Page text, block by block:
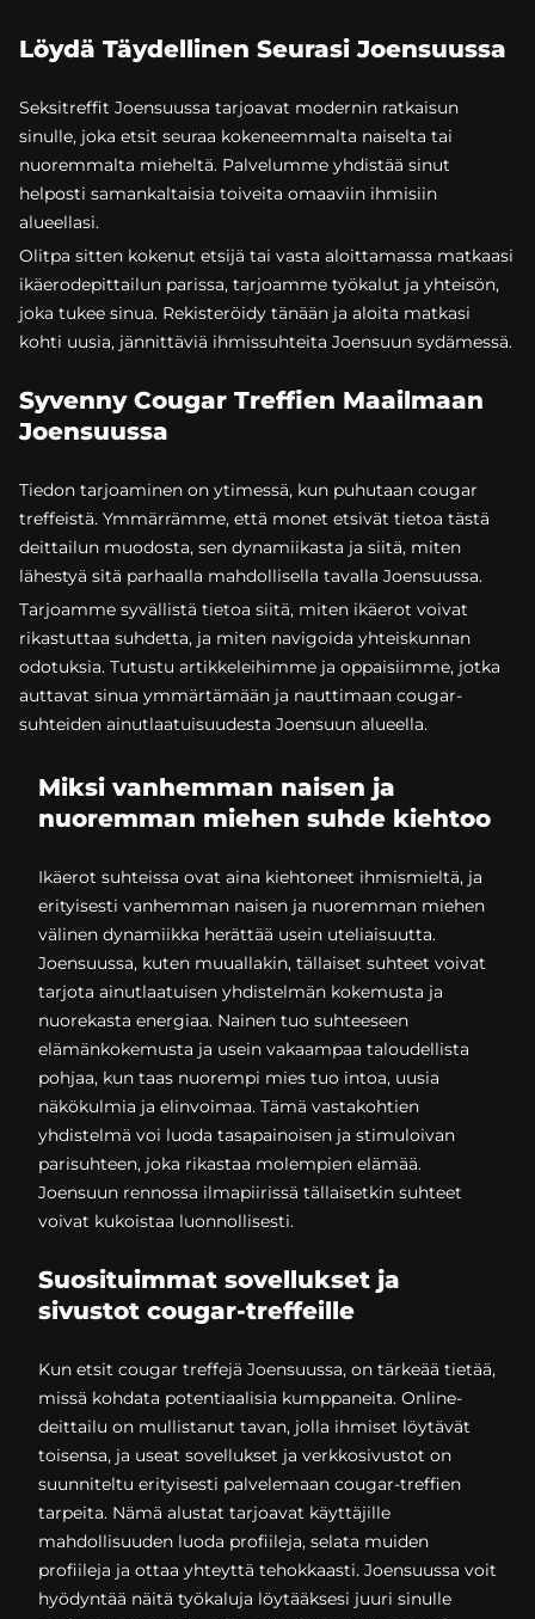
Löydä Täydellinen Seurasi Joensuussa
Seksitreffit Joensuussa tarjoavat modernin ratkaisun
sinulle, joka etsit seuraa kokeneemmalta naiselta tai
nuoremmalta mieheltä. Palvelumme yhdistää sinut
helposti samankaltaisia toiveita omaaviin ihmisiin
alueellasi.
Olitpa sitten kokenut etsijä tai vasta aloittamassa matkaasi
ikäerodepittailun parissa, tarjoamme työkalut ja yhteisön,
joka tukee sinua. Rekisteröidy tänään ja aloita matkasi
kohti uusia, jännittäviä ihmissuhteita Joensuun sydämessä.
Syvenny Cougar Treffien Maailmaan
Joensuussa
Tiedon tarjoaminen on ytimessä, kun puhutaan cougar
treffeistä. Ymmärrämme, että monet etsivät tietoa tästä
deittailun muodosta, sen dynamiikasta ja siitä, miten
lähestyä sitä parhaalla mahdollisella tavalla Joensuussa.
Tarjoamme syvällistä tietoa siitä, miten ikäerot voivat
rikastuttaa suhdetta, ja miten navigoida yhteiskunnan
odotuksia. Tutustu artikkeleihimme ja oppaisiimme, jotka
auttavat sinua ymmärtämään ja nauttimaan cougar-
suhteiden ainutlaatuisuudesta Joensuun alueella.
Miksi vanhemman naisen ja
nuoremman miehen suhde kiehtoo
Ikäerot suhteissa ovat aina kiehtoneet ihmismieltä, ja
erityisesti vanhemman naisen ja nuoremman miehen
välinen dynamiikka herättää usein uteliaisuutta.
Joensuussa, kuten muuallakin, tällaiset suhteet voivat
tarjota ainutlaatuisen yhdistelmän kokemusta ja
nuorekasta energiaa. Nainen tuo suhteeseen
elämänkokemusta ja usein vakaampaa taloudellista
pohjaa, kun taas nuorempi mies tuo intoa, uusia
näkökulmia ja elinvoimaa. Tämä vastakohtien
yhdistelmä voi luoda tasapainoisen ja stimuloivan
parisuhteen, joka rikastaa molempien elämää.
Joensuun rennossa ilmapiirissä tällaisetkin suhteet
voivat kukoistaa luonnollisesti.
Suosituimmat sovellukset ja
sivustot cougar-treffeille
Kun etsit cougar treffejä Joensuussa, on tärkeää tietää,
missä kohdata potentiaalisia kumppaneita. Online-
deittailu on mullistanut tavan, jolla ihmiset löytävät
toisensa, ja useat sovellukset ja verkkosivustot on
suunniteltu erityisesti palvelemaan cougar-treffien
tarpeita. Nämä alustat tarjoavat käyttäjille
mahdollisuuden luoda profiileja, selata muiden
profiileja ja ottaa yhteyttä tehokkaasti. Joensuussa voit
hyödyntää näitä työkaluja löytääksesi juuri sinulle